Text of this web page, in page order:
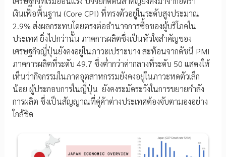
เงินเฟ้อพื้นฐาน (Core CPI) ที่ทรงตัวอยู่ในระดับสูงประมาณ
2.9% ส่งผลกระทบโดยตรงต่ออำนาจการซื้อของผู้บริโภคใน
ประเทศ ยิ่งไปกว่านั้น ภาคการผลิตซึ่งเป็นหัวใจสำคัญของ
เศรษฐกิจญี่ปุ่นยังคงอยู่ในภาวะเปราะบาง สะท้อนจากดัชนี PMI
ภาคการผลิตที่ระดับ 49.7 ซึ่งต่ำกว่าค่ากลางที่ระดับ 50 แสดงให้
เห็นว่ากิจกรรมในภาคอุตสาหกรรมยังคงอยู่ในภาวะหดตัวเล็ก
น้อย ผู้ประกอบการในญี่ปุ่น ยังคงระมัดระวังในการขยายกำลัง
การผลิต ซึ่งเป็นสัญญาณที่คู่ค้าต่างประเทศต้องจับตามองอย่าง
ใกล้ชิด